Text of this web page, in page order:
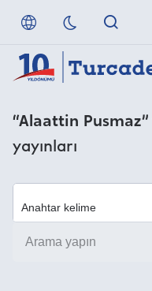
Referanslarımız
Uzaktan Erişim
Nasıl Erişirim
“Alaattin Pusmaz”
yayınları